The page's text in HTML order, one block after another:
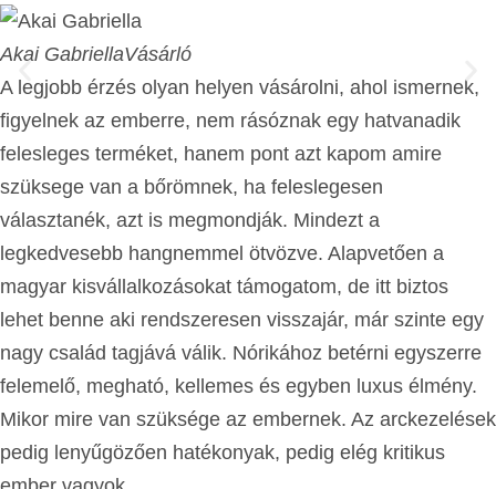
Akai GabriellaVásárló
A legjobb érzés olyan helyen vásárolni, ahol ismernek,
figyelnek az emberre, nem rásóznak egy hatvanadik
felesleges terméket, hanem pont azt kapom amire
szüksege van a bőrömnek, ha feleslegesen
választanék, azt is megmondják. Mindezt a
legkedvesebb hangnemmel ötvözve. Alapvetően a
magyar kisvállalkozásokat támogatom, de itt biztos
lehet benne aki rendszeresen visszajár, már szinte egy
nagy család tagjává válik. Nórikához betérni egyszerre
felemelő, megható, kellemes és egyben luxus élmény.
Mikor mire van szüksége az embernek. Az arckezelések
pedig lenyűgözően hatékonyak, pedig elég kritikus